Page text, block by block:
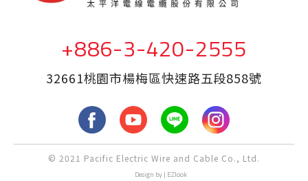
+886-3-420-2555
32661桃園市楊梅區快速路五段858號
fb
yout
ube
LINE
Inst
agra
© 2021 Pacific Electric Wire and Cable Co., Ltd.
Design by | EZlook